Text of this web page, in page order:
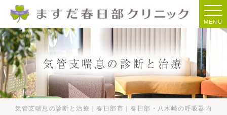
MENU
気管支喘息の診断と治療
気管支喘息の診断と治療｜春日部市｜春日部・八木崎の呼吸器内